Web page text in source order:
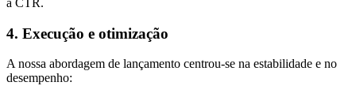
a CTR.
4. Execução e otimização
A nossa abordagem de lançamento centrou-se na estabilidade e no
desempenho: